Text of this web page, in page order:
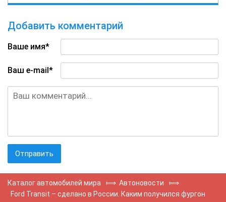
Добавить комментарий
Ваше имя*
Ваш e-mail*
Каталог автомобилей мира ⟾ Автоновости
⟾
Ford Transit – сделано в России. Каким получился фургон